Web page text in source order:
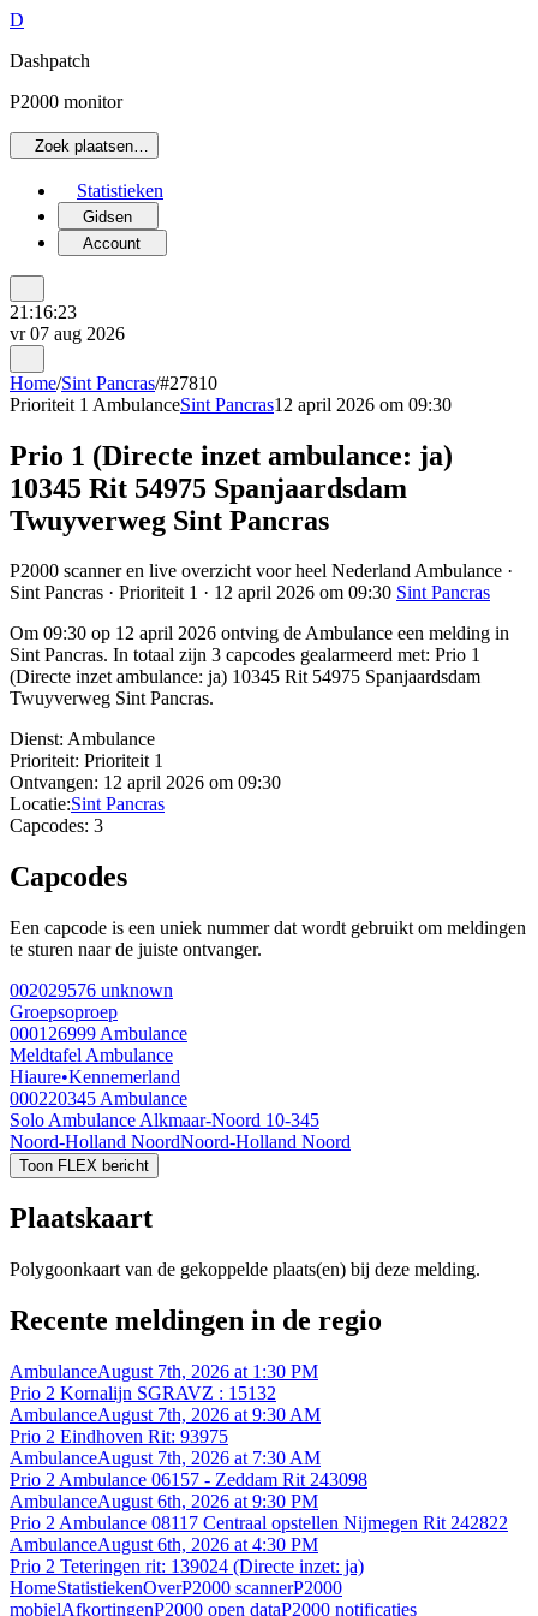
D
Dashpatch
P2000 monitor
Zoek plaatsen…
Statistieken
Gidsen
Account
21:16:23
vr 07 aug 2026
Home/Sint Pancras/#27810
Prioriteit 1 AmbulanceSint Pancras12 april 2026 om 09:30
Prio 1 (Directe inzet ambulance: ja)
10345 Rit 54975 Spanjaardsdam
Twuyverweg Sint Pancras
P2000 scanner en live overzicht voor heel Nederland Ambulance ·
Sint Pancras · Prioriteit 1 · 12 april 2026 om 09:30 Sint Pancras
Om 09:30 op 12 april 2026 ontving de Ambulance een melding in
Sint Pancras. In totaal zijn 3 capcodes gealarmeerd met: Prio 1
(Directe inzet ambulance: ja) 10345 Rit 54975 Spanjaardsdam
Twuyverweg Sint Pancras.
Dienst: Ambulance
Prioriteit: Prioriteit 1
Ontvangen: 12 april 2026 om 09:30
Locatie:Sint Pancras
Capcodes: 3
Capcodes
Een capcode is een uniek nummer dat wordt gebruikt om meldingen
te sturen naar de juiste ontvanger.
002029576 unknown
Groepsoproep
000126999 Ambulance
Meldtafel Ambulance
Hiaure•Kennemerland
000220345 Ambulance
Solo Ambulance Alkmaar-Noord 10-345
Noord-Holland NoordNoord-Holland Noord
Toon FLEX bericht
Plaatskaart
Polygoonkaart van de gekoppelde plaats(en) bij deze melding.
Recente meldingen in de regio
AmbulanceAugust 7th, 2026 at 1:30 PM
Prio 2 Kornalijn SGRAVZ : 15132
AmbulanceAugust 7th, 2026 at 9:30 AM
Prio 2 Eindhoven Rit: 93975
AmbulanceAugust 7th, 2026 at 7:30 AM
Prio 2 Ambulance 06157 - Zeddam Rit 243098
AmbulanceAugust 6th, 2026 at 9:30 PM
Prio 2 Ambulance 08117 Centraal opstellen Nijmegen Rit 242822
AmbulanceAugust 6th, 2026 at 4:30 PM
Prio 2 Teteringen rit: 139024 (Directe inzet: ja)
HomeStatistiekenOverP2000 scannerP2000
mobielAfkortingenP2000 open dataP2000 notificaties